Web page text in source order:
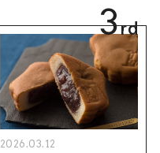
3rd
2026.03.12